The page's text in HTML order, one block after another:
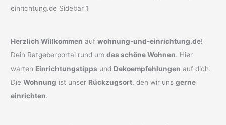
Herzlich Willkommen aufwohnung-und-einrichtung.de!
Dein Ratgeberportal rund umdas schöne Wohnen. Hier
warten Einrichtungstipps und Dekoempfehlungen auf dich.
DieWohnung ist unser Rückzugsort, den wir unsgerne
einrichten.